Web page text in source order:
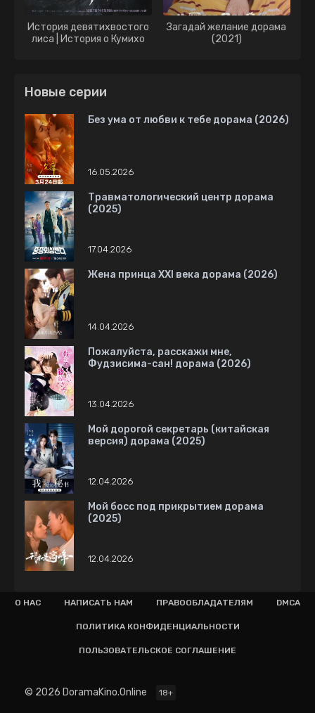
История девятихвостого
лиса | История о Кумихо
Загадай желание дорама
(2021)
Новые серии
Без ума от любви к тебе дорама (2026)
16.05.2026
Травматологический центр дорама
(2025)
17.04.2026
Жена принца XXI века дорама (2026)
14.04.2026
Пожалуйста, расскажи мне,
Фудзисима-сан! дорама (2026)
13.04.2026
Мой дорогой секретарь (китайская
версия) дорама (2025)
12.04.2026
Мой босс под прикрытием дорама
(2025)
12.04.2026
О НАС НАПИСАТЬ НАМ ПРАВООБЛАДАТЕЛЯМ DMCA
ПОЛИТИКА КОНФИДЕНЦИАЛЬНОСТИ
ПОЛЬЗОВАТЕЛЬСКОЕ СОГЛАШЕНИЕ
© 2026 DoramaKino.Online 18+